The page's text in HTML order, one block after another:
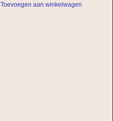
Toevoegen aan winkelwagen